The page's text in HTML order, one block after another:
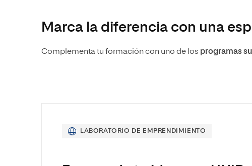
Marca la diferencia con una
Complementa tu formación con uno de los programas
LABORATORIO DE EMPRENDIMIENTO